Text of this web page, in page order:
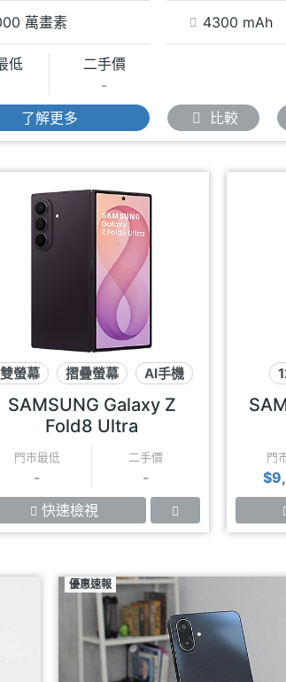
萬畫素 4300 mAh
低
二手價
-
了解更多
比較
雙螢幕 摺疊螢幕 AI手機
SAMSUNG Galaxy Z
Fold8 Ultra
門市最低
-
二手價
-
快速檢視
門
優惠速報